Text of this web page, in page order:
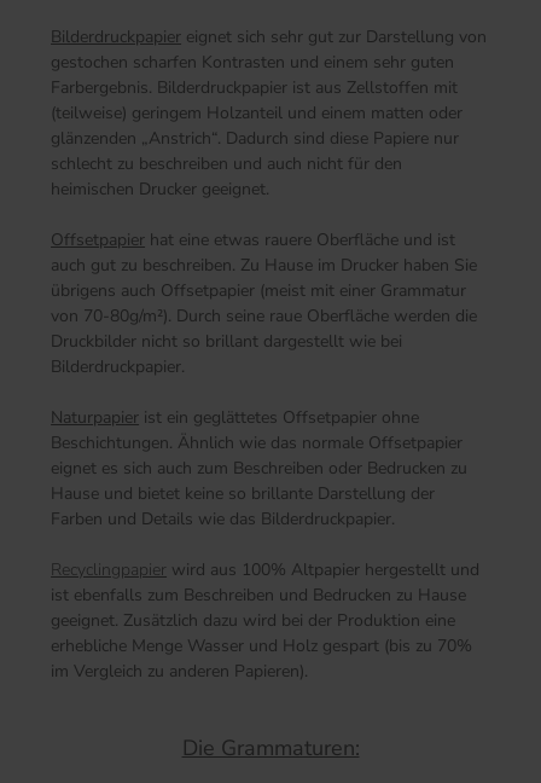
Bilderdruckpapier eignet sich sehr gut zur Darstellung von
gestochen scharfen Kontrasten und einem sehr guten
Farbergebnis. Bilderdruckpapier ist aus Zellstoffen mit
(teilweise) geringem Holzanteil und einem matten oder
glänzenden „Anstrich“. Dadurch sind diese Papiere nur
schlecht zu beschreiben und auch nicht für den
heimischen Drucker geeignet.
Offsetpapier hat eine etwas rauere Oberfläche und ist
auch gut zu beschreiben. Zu Hause im Drucker haben Sie
übrigens auch Offsetpapier (meist mit einer Grammatur
von 70-80g/m²). Durch seine raue Oberfläche werden die
Druckbilder nicht so brillant dargestellt wie bei
Bilderdruckpapier.
Naturpapier ist ein geglättetes Offsetpapier ohne
Beschichtungen. Ähnlich wie das normale Offsetpapier
eignet es sich auch zum Beschreiben oder Bedrucken zu
Hause und bietet keine so brillante Darstellung der
Farben und Details wie das Bilderdruckpapier.
Recyclingpapier wird aus 100% Altpapier hergestellt und
ist ebenfalls zum Beschreiben und Bedrucken zu Hause
geeignet. Zusätzlich dazu wird bei der Produktion eine
erhebliche Menge Wasser und Holz gespart (bis zu 70%
im Vergleich zu anderen Papieren).
Die Grammaturen: